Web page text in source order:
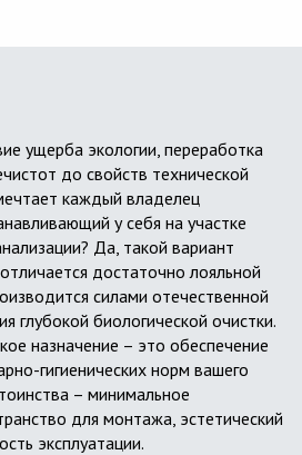
ущерба экологии, переработка
до свойств технической
каждый владелец
у себя на участке
Да, такой вариант
достаточно лояльной
силами отечественной
глубокой биологической очистки.
назначение – это обеспечение
гигиенических норм вашего
– минимальное
для монтажа, эстетический
эксплуатации.